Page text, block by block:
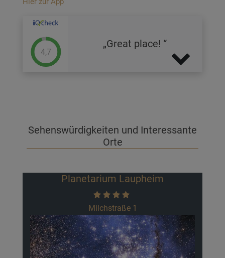
4,7
Great place!
Sehenswürdigkeiten und Interessante
Orte
Planetarium Laupheim
Milchstraße 1